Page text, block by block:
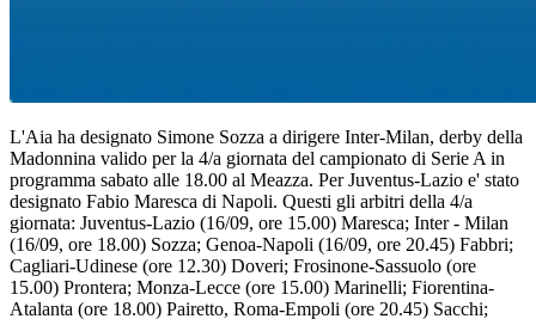
L'Aia ha designato Simone Sozza a dirigere Inter-Milan, derby della
Madonnina valido per la 4/a giornata del campionato di Serie A in
programma sabato alle 18.00 al Meazza. Per Juventus-Lazio e' stato
designato Fabio Maresca di Napoli. Questi gli arbitri della 4/a
giornata: Juventus-Lazio (16/09, ore 15.00) Maresca; Inter - Milan
(16/09, ore 18.00) Sozza; Genoa-Napoli (16/09, ore 20.45) Fabbri;
Cagliari-Udinese (ore 12.30) Doveri; Frosinone-Sassuolo (ore
15.00) Prontera; Monza-Lecce (ore 15.00) Marinelli; Fiorentina-
Atalanta (ore 18.00) Pairetto, Roma-Empoli (ore 20.45) Sacchi;